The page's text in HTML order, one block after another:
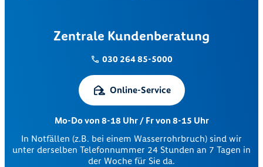
Zentrale Kundenberatung
030 264 85-5000
Online-Service
Mo-Do von 8-18 Uhr / Fr von 8-15 Uhr
In Notfällen (z.B. bei einem Wasserrohrbruch) sind wir
unter derselben Telefonnummer 24 Stunden an 7 Tagen in
der Woche für Sie da.